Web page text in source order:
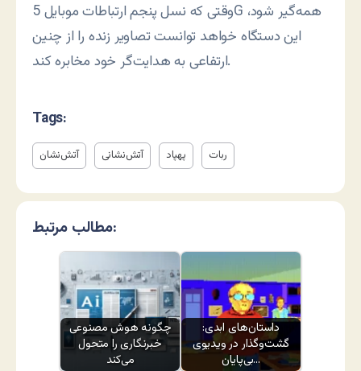
وقتی که نسل پنجم ارتباطات موبایل 5G همه‌گیر شود،
این دستگاه خواهد توانست تصاویر زنده را از چنین
ارتفاعی به هدایت‌گر خود مخابره کند.
Tags:
آتش‌نشان آتش‌نشانی پهپاد ربات
مطالب مرتبط:
چگونه هوش مصنوعی
خبرنگاری را متحول
می‌کند
داستان‌های ابدی:
گشت‌وگذار در ویدیوی
بی‌پایان…